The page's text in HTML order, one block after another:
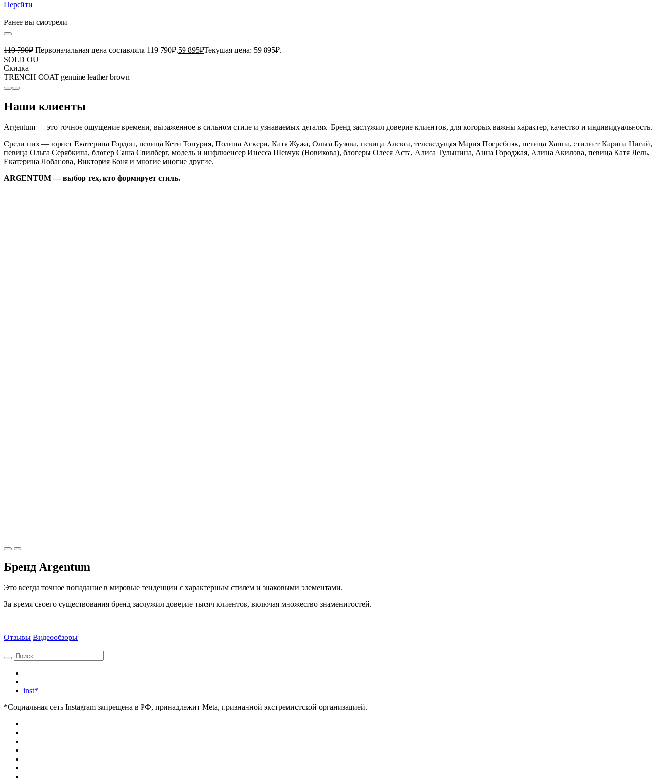
Перейти
Ранее вы смотрели
119 790₽ Первоначальная цена составляла 119 790₽.59 895₽Текущая цена: 59 895₽.
SOLD OUT
Скидка
TRENCH COAT genuine leather brown
Наши клиенты
Argentum — это точное ощущение времени, выраженное в сильном стиле и узнаваемых деталях. Бренд заслужил доверие клиентов, для которых важны характер, качество и индивидуальность.
Среди них — юрист Екатерина Гордон, певица Кети Топурия, Полина Аскери, Катя Жужа, Ольга Бузова, певица Алекса, телеведущая Мария Погребняк, певица Ханна, стилист Карина Нигай,
певица Ольга Серябкина, блогер Саша Спилберг, модель и инфлюенсер Инесса Шевчук (Новикова), блогеры Олеся Аста, Алиса Тулынина, Анна Городжая, Алина Акилова, певица Катя Лель,
Екатерина Лобанова, Виктория Боня и многие многие другие.
ARGENTUM — выбор тех, кто формирует стиль.
Бренд Argentum
Это всегда точное попадание в мировые тенденции с характерным стилем и знаковыми элементами.
За время своего существования бренд заслужил доверие тысяч клиентов, включая множество знаменитостей.
Отзывы Видеообзоры
inst*
*Социальная сеть Instagram запрещена в РФ, принадлежит Meta, признанной экстремистской организацией.